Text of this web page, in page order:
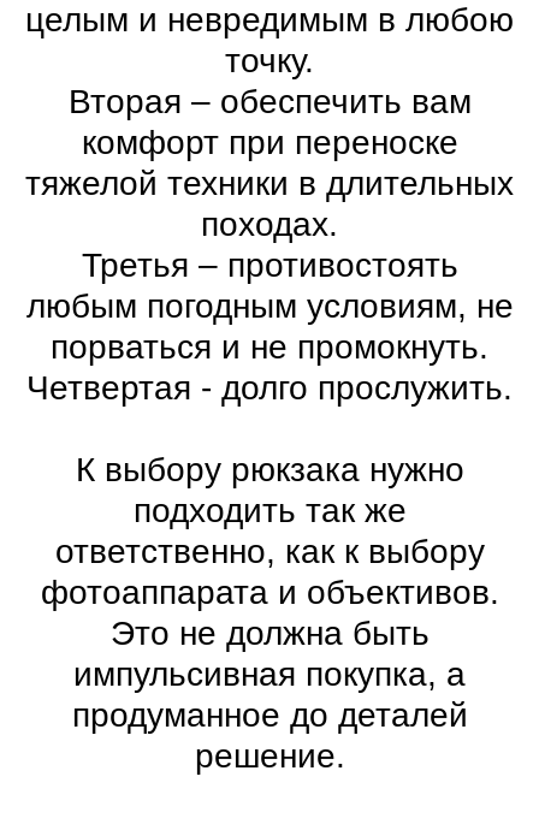
целым и невредимым в любою
точку.
Вторая – обеспечить вам
комфорт при переноске
тяжелой техники в длительных
походах.
Третья – противостоять
любым погодным условиям, не
порваться и не промокнуть.
Четвертая - долго прослужить.
К выбору рюкзака нужно
подходить так же
ответственно, как к выбору
фотоаппарата и объективов.
Это не должна быть
импульсивная покупка, а
продуманное до деталей
решение.